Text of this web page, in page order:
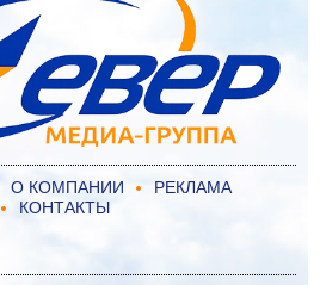
О КОМПАНИИ
РЕКЛАМА
КОНТАКТЫ